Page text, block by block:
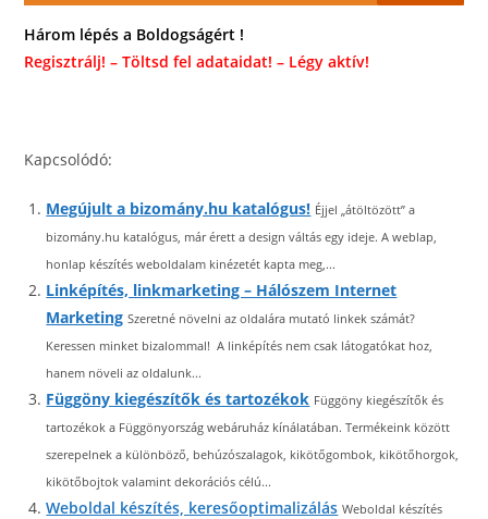
Három lépés a Boldogságért !
Regisztrálj! – Töltsd fel adataidat! – Légy aktív!
Kapcsolódó:
Megújult a bizomány.hu katalógus! Éjjel „átöltözött” a
bizomány.hu katalógus, már érett a design váltás egy ideje. A weblap,
honlap készítés weboldalam kinézetét kapta meg,...
Linképítés, linkmarketing – Hálószem Internet
Marketing Szeretné növelni az oldalára mutató linkek számát?
Keressen minket bizalommal! A linképítés nem csak látogatókat hoz,
hanem növeli az oldalunk...
Függöny kiegészítők és tartozékok Függöny kiegészítők és
tartozékok a Függönyország webáruház kínálatában. Termékeink között
szerepelnek a különböző, behúzószalagok, kikötőgombok, kikötőhorgok,
kikötőbojtok valamint dekorációs célú...
Weboldal készítés, keresőoptimalizálás Weboldal készítés